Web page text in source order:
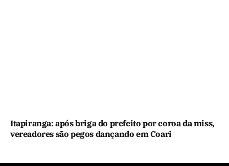
Itapiranga: após briga do prefeito por coroa da miss,
vereadores são pegos dançando em Coari